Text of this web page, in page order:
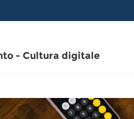
- Cultura digitale